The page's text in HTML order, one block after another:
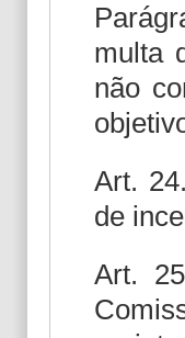
multa
não
Art.
de
Art.